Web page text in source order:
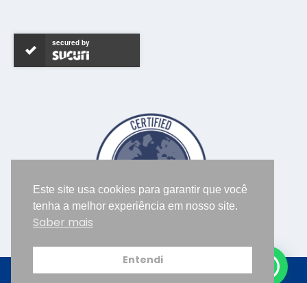
secured by
Este site usa cookies para garantir que você
tenha a melhor experiência em nosso site.
Saber mais
Entendi